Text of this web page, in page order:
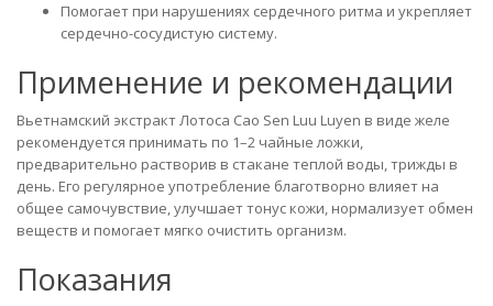
Помогает при нарушениях сердечного ритма и укрепляет
сердечно-сосудистую систему.
Применение и рекомендации
Вьетнамский экстракт Лотоса Cao Sen Luu Luyen в виде желе
рекомендуется принимать по 1–2 чайные ложки,
предварительно растворив в стакане теплой воды, трижды в
день. Его регулярное употребление благотворно влияет на
общее самочувствие, улучшает тонус кожи, нормализует обмен
веществ и помогает мягко очистить организм.
Показания